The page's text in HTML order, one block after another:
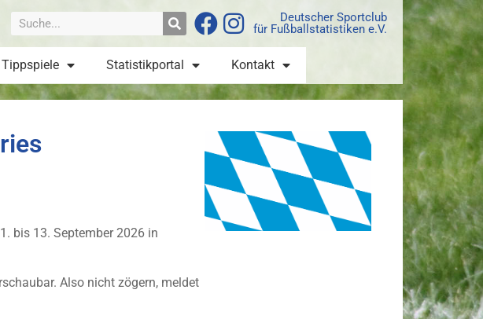
Deutscher Sportclub
für Fußballstatistiken e.V.
Tippspiele Statistikportal Kontakt
bis 13. September 2026 in
Also nicht zögern, meldet